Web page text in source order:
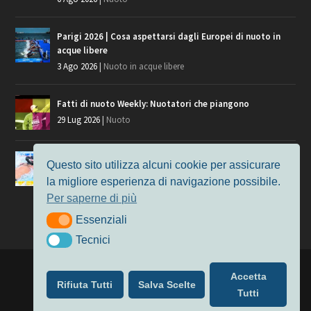
Parigi 2026 | Cosa aspettarsi dagli Europei di nuoto in
acque libere
3 Ago 2026| Nuoto in acque libere
Fatti di nuoto Weekly: Nuotatori che piangono
29 Lug 2026| Nuoto
Giochi del Mediterraneo, i convocati del nuoto per
9 Lug 2026
Nuoto
| Alimentato da
Nuoto
MasterS Podcast Il Nuoto in Cifre
Privacy & Cookie Policy
Questo sito utilizza alcuni cookie per assicurare
la migliore esperienza di navigazione possibile.
Per saperne di più
EssenzialiEssenziali
TecniciTecnici
Rifiuta Tutti Salva Scelte
Accetta
Tutti